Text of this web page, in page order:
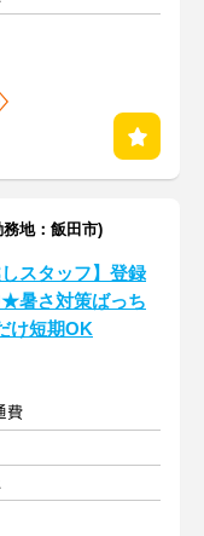
地：飯田市)
しスタッフ】登録
暑さ対策ばっち
け短期OK
費